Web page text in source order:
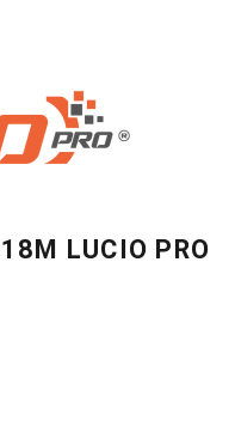
LUCIO PRO